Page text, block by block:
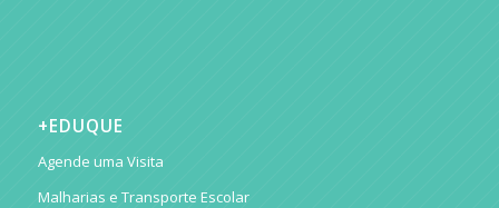
+EDUQUE
Agende uma Visita
Malharias e Transporte Escolar